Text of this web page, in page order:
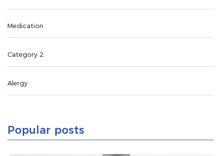
Medication
Category 2
Alergy
Popular posts